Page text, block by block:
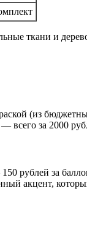
ткани и
(из
всего за 2000
рублей за
акцент,